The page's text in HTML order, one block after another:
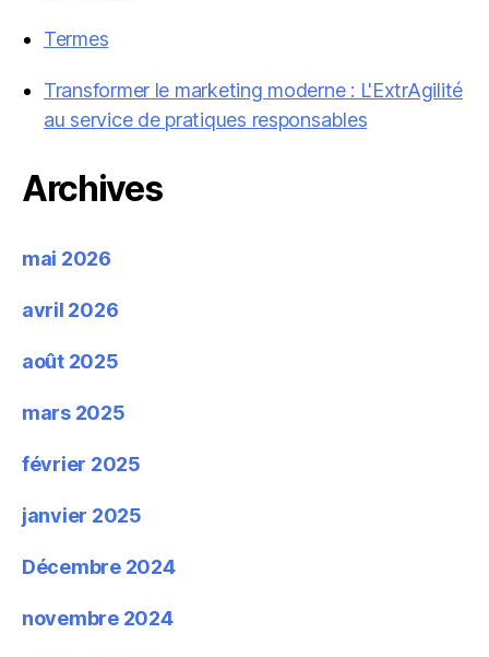
Termes
Transformer le marketing moderne : L'ExtrAgilité
au service de pratiques responsables
Archives
mai 2026
avril 2026
août 2025
mars 2025
février 2025
janvier 2025
Décembre 2024
novembre 2024